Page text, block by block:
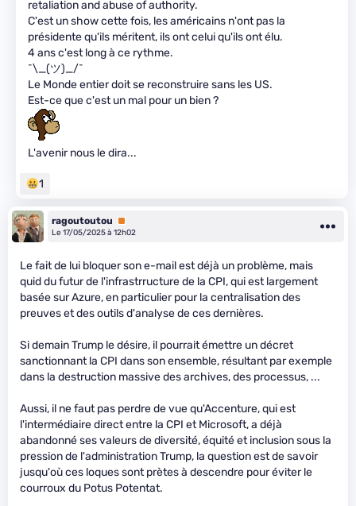
retaliation and abuse of authority.
C'est un show cette fois, les américains n'ont pas la
présidente qu'ils méritent, ils ont celui qu'ils ont élu.
4 ans c'est long à ce rythme.
¯\_(ツ)_/¯
Le Monde entier doit se reconstruire sans les US.
Est-ce que c'est un mal pour un bien ?
L'avenir nous le dira...
1
ragoutoutou
Premium
Le 17/05/2025 à 12h02
Le fait de lui bloquer son e-mail est déjà un problème, mais
quid du futur de l'infrastrructure de la CPI, qui est largement
basée sur Azure, en particulier pour la centralisation des
preuves et des outils d'analyse de ces dernières.
Si demain Trump le désire, il pourrait émettre un décret
sanctionnant la CPI dans son ensemble, résultant par exemple
dans la destruction massive des archives, des processus, ...
Aussi, il ne faut pas perdre de vue qu'Accenture, qui est
l'intermédiaire direct entre la CPI et Microsoft, a déjà
abandonné ses valeurs de diversité, équité et inclusion sous la
pression de l'administration Trump, la question est de savoir
jusqu'où ces loques sont prètes à descendre pour éviter le
courroux du Potus Potentat.